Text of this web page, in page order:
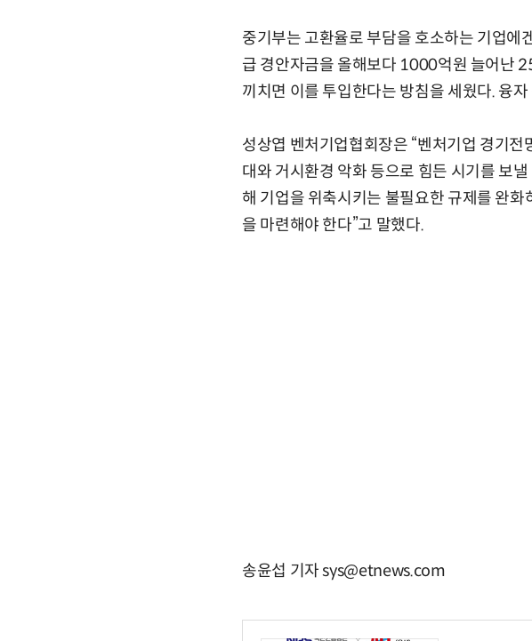
중기부는 고환율로 부담을 호소하는 기업에
급 경안자금을 올해보다 1000억원 늘어난
끼치면 이를 투입한다는 방침을 세웠다. 융
성상엽 벤처기업협회장은 “벤처기업 경기
대와 거시환경 악화 등으로 힘든 시기를 보
해 기업을 위축시키는 불필요한 규제를 완
을 마련해야 한다”고 말했다.
송윤섭 기자 sys@etnews.com